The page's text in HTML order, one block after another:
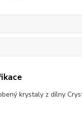
krystaly z dílny